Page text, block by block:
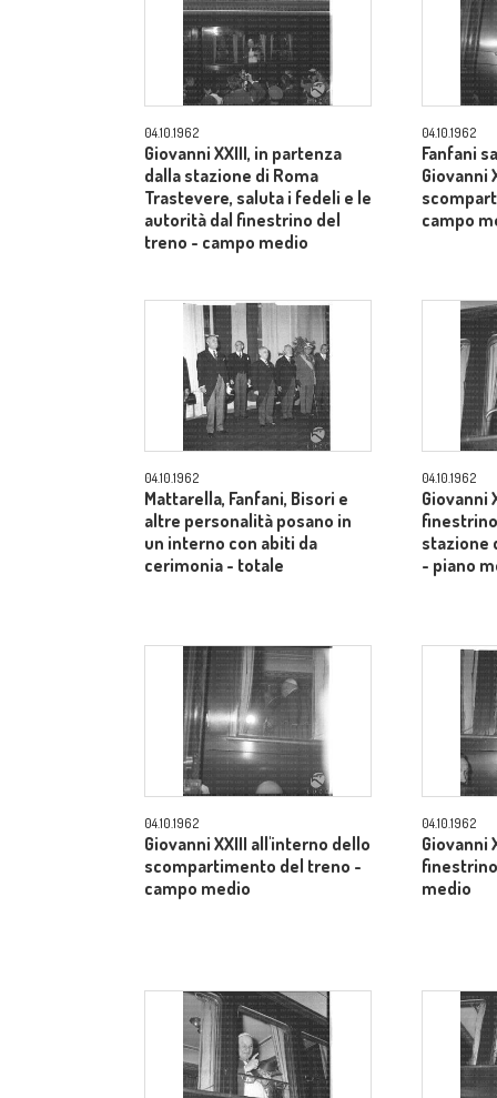
04.10.1962
Giovanni XXIII, in partenza
dalla stazione di Roma
Trastevere, saluta i fedeli e le
autorità dal finestrino del
treno - campo medio
04.10.1962
Fanfani
Giovanni
campo
04.10.1962
Mattarella, Fanfani, Bisori e
altre personalità posano in
un interno con abiti da
cerimonia - totale
04.10.1962
Giovanni
stazione
- piano
04.10.1962
Giovanni XXIII all'interno dello
scompartimento del treno -
campo medio
04.10.1962
Giovanni
medio